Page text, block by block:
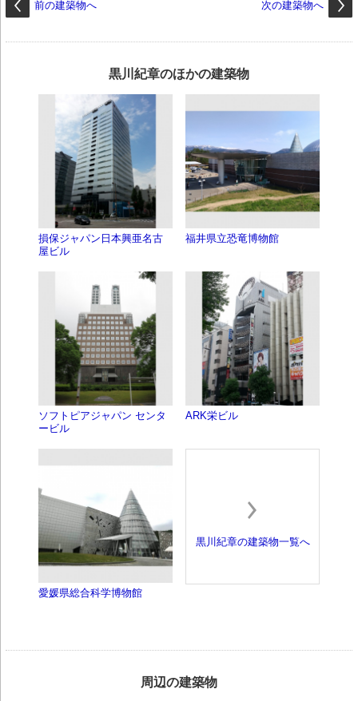
前の建築物へ 次の建築物へ
黒川紀章のほかの建築物
損保ジャパン日本興亜名古
屋ビル
福井県立恐竜博物館
ソフトピアジャパン センタ
ービル
ARK栄ビル
愛媛県総合科学博物館
黒川紀章の建築物一覧へ
周辺の建築物